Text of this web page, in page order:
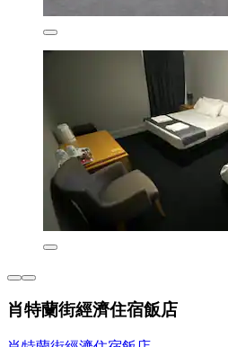
肖特蘭街經濟住宿飯店